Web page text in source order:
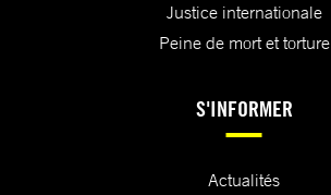
Justice internationale
Peine de mort et torture
S'INFORMER
Actualités